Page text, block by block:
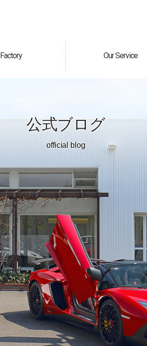
Factory
自社工場 Our Service
サービス案内
公式ブログ
official blog